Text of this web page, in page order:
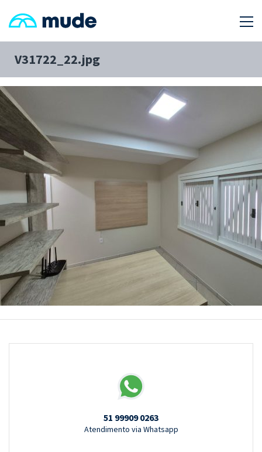
V31722_22.jpg
51 99909 0263
Atendimento via Whatsapp